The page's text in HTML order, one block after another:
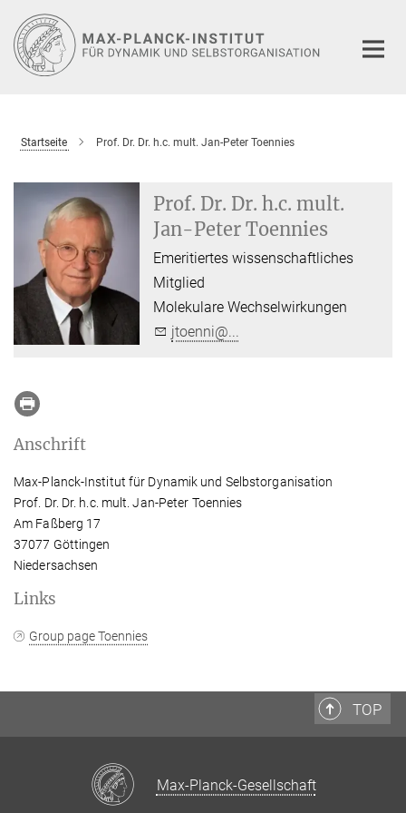
Hauptinhalt
Startseite Prof. Dr. Dr. h.c. mult. Jan-Peter Toennies
Prof. Dr. Dr. h.c. mult.
Jan-Peter Toennies
Emeritiertes wissenschaftliches
Mitglied
Molekulare Wechselwirkungen
jtoenni@...
Anschrift
Max-Planck-Institut für Dynamik und Selbstorganisation
Prof. Dr. Dr. h.c. mult. Jan-Peter Toennies
Am Faßberg 17
37077 Göttingen
Niedersachsen
Links
Group page Toennies
TOP
Max-Planck-Gesellschaft